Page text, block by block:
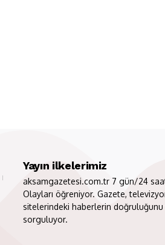
Yayın ilkelerimiz
aksamgazetesi.com.tr 7 gün/24
Olayları öğreniyor. Gazete,
sitelerindeki haberlerin
sorguluyor.